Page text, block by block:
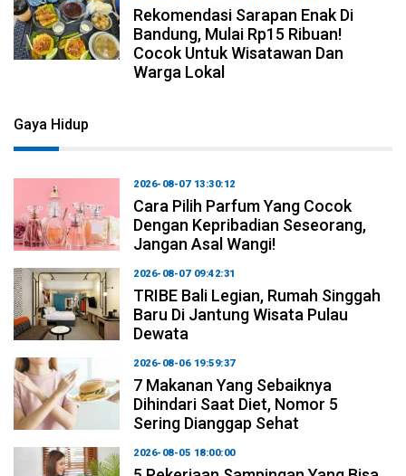
Rekomendasi Sarapan Enak Di
Bandung, Mulai Rp15 Ribuan!
Cocok Untuk Wisatawan Dan
Warga Lokal
Gaya Hidup
2026-08-07 13:30:12
Cara Pilih Parfum Yang Cocok
Dengan Kepribadian Seseorang,
Jangan Asal Wangi!
2026-08-07 09:42:31
TRIBE Bali Legian, Rumah Singgah
Baru Di Jantung Wisata Pulau
Dewata
2026-08-06 19:59:37
7 Makanan Yang Sebaiknya
Dihindari Saat Diet, Nomor 5
Sering Dianggap Sehat
2026-08-05 18:00:00